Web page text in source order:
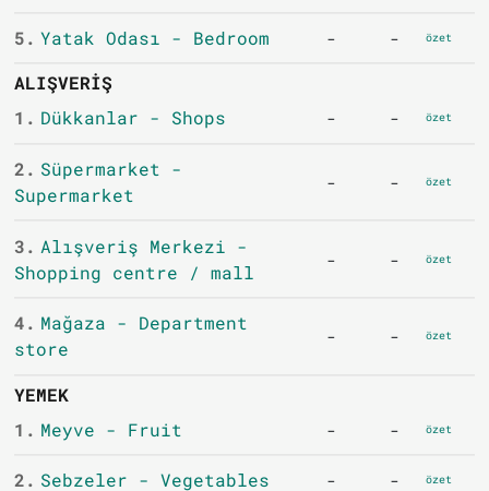
5. Yatak Odası - Bedroom - - özet
ALIŞVERIŞ
1. Dükkanlar - Shops - - özet
2. Süpermarket -
Supermarket
- - özet
3. Alışveriş Merkezi -
Shopping centre / mall
- - özet
4. Mağaza - Department
store
- - özet
YEMEK
1. Meyve - Fruit - - özet
2. Sebzeler - Vegetables - - özet